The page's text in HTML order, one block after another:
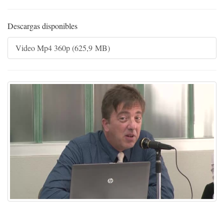
Descargas disponibles
Video Mp4 360p (625,9 MB)